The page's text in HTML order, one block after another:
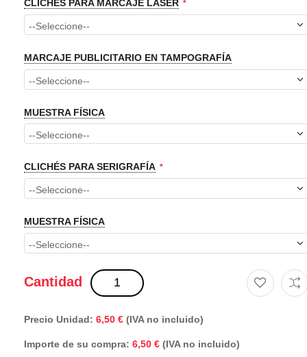
CLICHÉS PARA MARCAJE LASER
MARCAJE PUBLICITARIO EN TAMPOGRAFÍA
MUESTRA FÍSICA
CLICHÉS PARA SERIGRAFÍA
MUESTRA FÍSICA
Cantidad
Precio Unidad: 6,50 € (IVA no incluido)
Importe de su compra: 6,50 € (IVA no incluido)